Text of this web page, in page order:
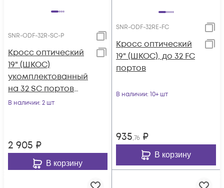
SNR-ODF-32R-SC-P
Кросс оптический
19" (ШКОС)
укомплектованный
на 32 SC портов
(комплект с
В наличии: 2 шт
2 905 ₽
В корзину
SNR-ODF-32RE-FC
Кросс оптический
19" (ШКОС), до 32 FC
портов
В наличии: 10+ шт
935,76 ₽
В корзину